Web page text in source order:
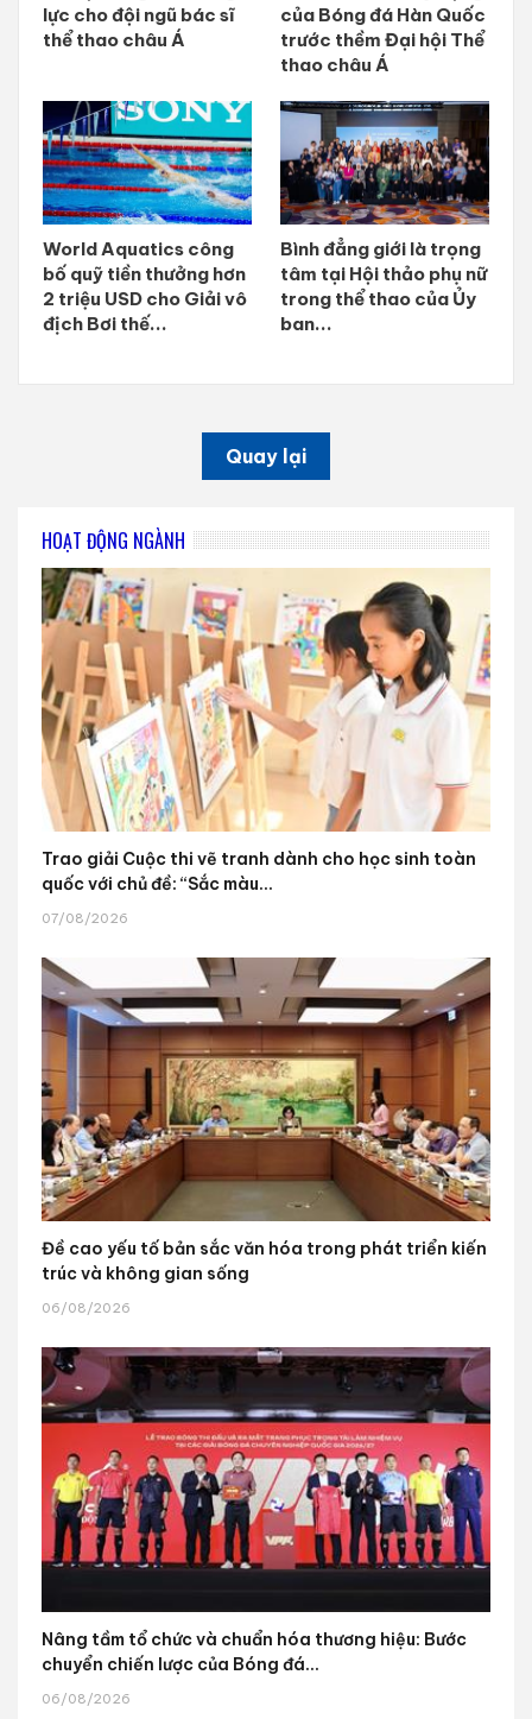
lực cho đội ngũ bác sĩ
thể thao châu Á
của Bóng đá Hàn Quốc
trước thềm Đại hội Thể
thao châu Á
World Aquatics công
bố quỹ tiền thưởng hơn
2 triệu USD cho Giải vô
địch Bơi thế...
Bình đẳng giới là trọng
tâm tại Hội thảo phụ nữ
trong thể thao của Ủy
ban...
Quay lại
HOẠT ĐỘNG NGÀNH
Trao giải Cuộc thi vẽ tranh dành cho học sinh toàn
quốc với chủ đề: “Sắc màu...
07/08/2026
Đề cao yếu tố bản sắc văn hóa trong phát triển kiến
trúc và không gian sống
06/08/2026
Nâng tầm tổ chức và chuẩn hóa thương hiệu: Bước
chuyển chiến lược của Bóng đá...
06/08/2026